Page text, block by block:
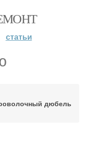
статьи
дюбель